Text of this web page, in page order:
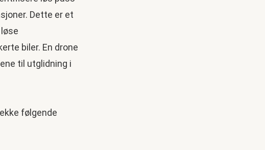
Dette er et
biler. En drone
til utglidning i
følgende